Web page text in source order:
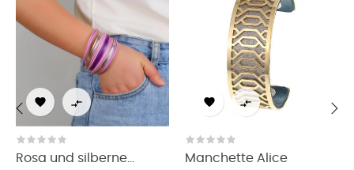
 
Rosa und silberne...
 
Manchette Alice
‹